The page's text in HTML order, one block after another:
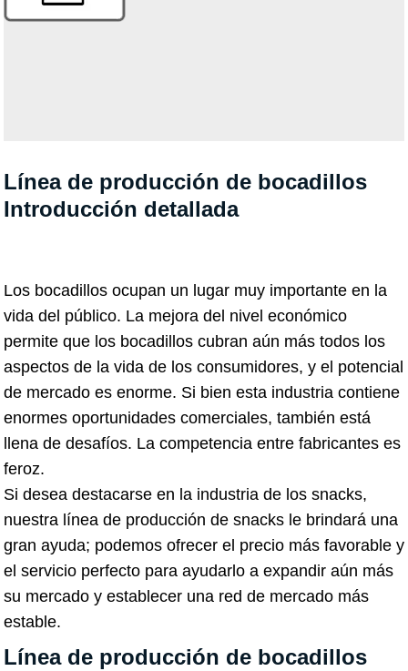
Línea de producción de bocadillos
Introducción detallada
Los bocadillos ocupan un lugar muy importante en la
vida del público. La mejora del nivel económico
permite que los bocadillos cubran aún más todos los
aspectos de la vida de los consumidores, y el potencial
de mercado es enorme. Si bien esta industria contiene
enormes oportunidades comerciales, también está
llena de desafíos. La competencia entre fabricantes es
feroz.
Si desea destacarse en la industria de los snacks,
nuestra línea de producción de snacks le brindará una
gran ayuda; podemos ofrecer el precio más favorable y
el servicio perfecto para ayudarlo a expandir aún más
su mercado y establecer una red de mercado más
estable.
Línea de producción de bocadillos